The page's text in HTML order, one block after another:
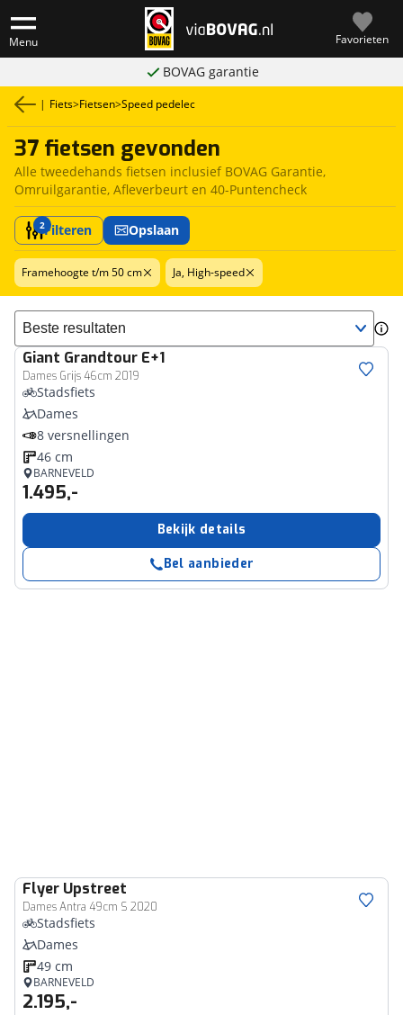
Menu Favorieten
BOVAG garantie
| Fiets>Fietsen>Speed pedelec
37 fietsen gevonden
Alle tweedehands fietsen inclusief BOVAG Garantie,
Omruilgarantie, Afleverbeurt en 40-Puntencheck
2Filteren Opslaan
Framehoogte t/m 50 cm Ja, High-speed
Sorteer resultaten
Giant Grandtour E+1
Dames Grijs 46cm 2019
Stadsfiets
Dames
8 versnellingen
46 cm
BARNEVELD
1.495,-
Bekijk details
Bel aanbieder
Flyer Upstreet
Dames Antra 49cm S 2020
Stadsfiets
Dames
49 cm
BARNEVELD
2.195,-